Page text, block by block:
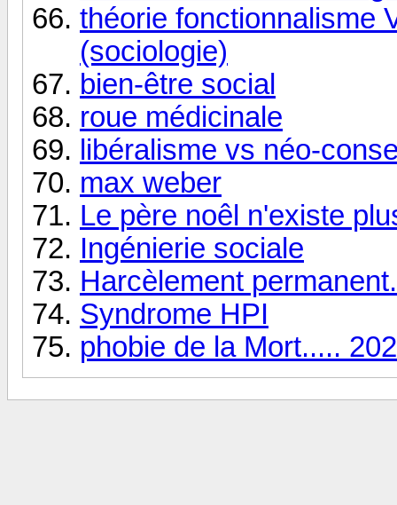
théorie fonctionnalisme
(sociologie)
bien-être social
roue médicinale
libéralisme vs néo-
max weber
Le père noêl n'existe
Ingénierie sociale
Harcèlement permanent.
Syndrome HPI
phobie de la Mort.....